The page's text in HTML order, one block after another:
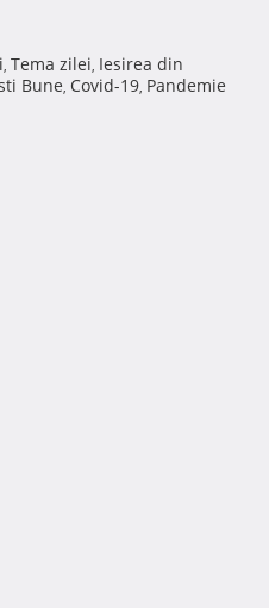
, Tema zilei, Iesirea din
Bune, Covid-19, Pandemie